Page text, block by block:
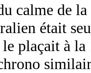
calme de la
était
plaçait à la